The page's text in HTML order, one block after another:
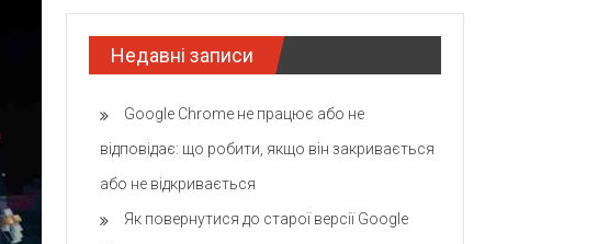
Недавні записи
Google Chrome не працює або не
відповідає: що робити, якщо він закривається
або не відкривається
Як повернутися до старої версії Google